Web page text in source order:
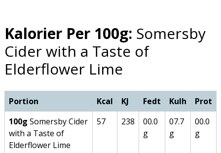
Kalorier Per 100g: Somersby
Cider with a Taste of
Elderflower Lime
Portion Kcal KJ Fedt Kulh
Prot
100g Somersby Cider
with a Taste of
Elderflower Lime
57 238
00.0
g
07.7
g
00.0
g